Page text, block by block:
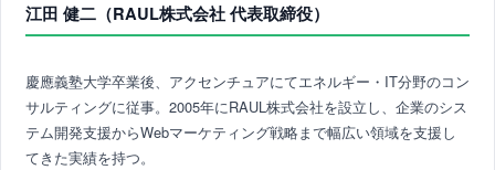
江田 健二（RAUL株式会社 代表取締役）
慶應義塾大学卒業後、アクセンチュアにてエネルギー・IT分野のコン
サルティングに従事。2005年にRAUL株式会社を設立し、企業のシス
テム開発支援からWebマーケティング戦略まで幅広い領域を支援し
てきた実績を持つ。